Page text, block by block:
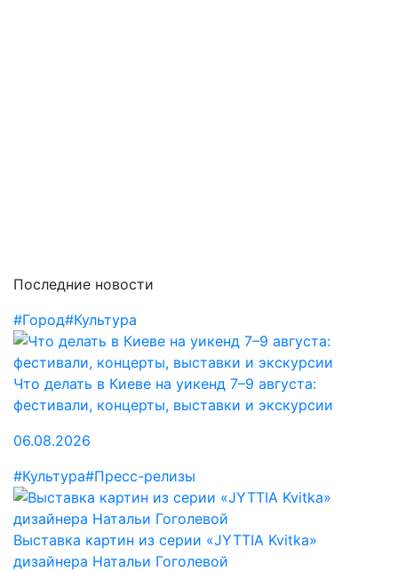
Последние новости
#Город#Культура
Что делать в Киеве на уикенд 7–9 августа:
фестивали, концерты, выставки и экскурсии
06.08.2026
#Культура#Пресс-релизы
Выставка картин из серии «JYTTIA Kvitka»
дизайнера Натальи Гоголевой